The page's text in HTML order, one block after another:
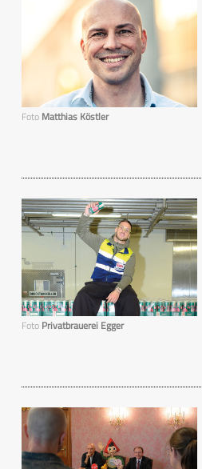
Foto Matthias Köstler
Foto Privatbrauerei Egger